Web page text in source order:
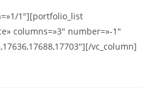
1″][portfolio_list
columns=»3″ number=»-1″
vc_column]